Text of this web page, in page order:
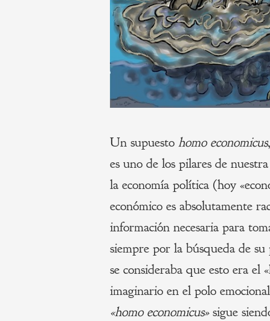
Un supuesto homo economicus
es uno de los pilares de
la economía política (hoy
económico es absolutamente
información necesaria para
siempre por la búsqueda de
se consideraba que esto era el
imaginario en el polo
«homo economicus»sigue